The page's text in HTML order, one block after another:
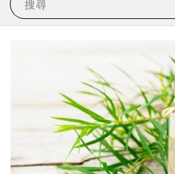
搜尋